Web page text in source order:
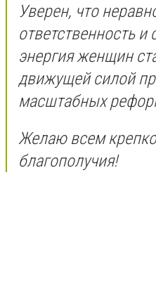
Уверен, что
ответственность и
энергия женщин
движущей силой
масштабных
Желаю всем
благополучия!